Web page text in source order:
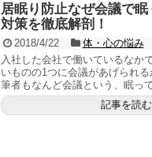
居眠り防止なぜ会議で眠
対策を徹底解剖！
2018/4/22
体・心の悩み
入社した会社で働いているなか
いものの1つに会議があげられる
筆者もなんど会議という、眠って
記事を読む